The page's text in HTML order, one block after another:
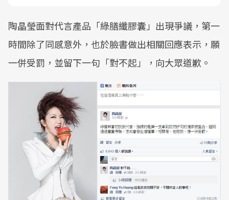
陶晶瑩面對代言產品「綠膳纖膠囊」出現爭議，第一
時間除了同感意外，也於臉書做出相關回應表示，願
一併受罰，並留下一句「對不起」，向大眾道歉。